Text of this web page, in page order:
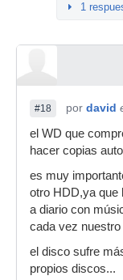
1
#18 por david
el WD que
hacer copias
es muy
otro HDD,ya que
a diario con
cada vez
el disco sufre
propios discos...